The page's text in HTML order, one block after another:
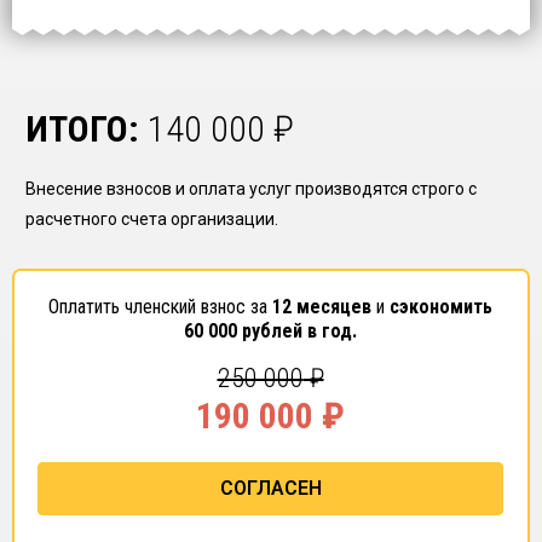
ИТОГО: 140 000 ₽
Внесение взносов и оплата услуг производятся строго с
расчетного счета организации.
Оплатить членский взнос за 12 месяцев и сэкономить
60 000 рублей в год.
250 000₽
190 000 ₽
СОГЛАСЕН